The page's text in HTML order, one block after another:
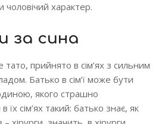
чоловічий характер.
за сина
тато, прийнято в сім’ях з сильним
Батько в сім’ї може бути
якого страшно
їх сім’ях такий: батько знає, як